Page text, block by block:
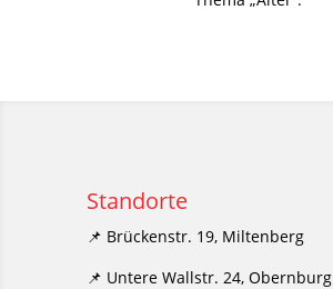
Standorte
📌 Brückenstr. 19, Miltenberg
📌 Untere Wallstr. 24, Obernburg